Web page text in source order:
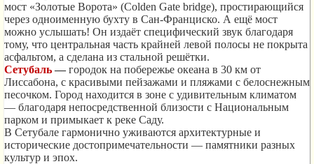
мост «Золотые Ворота» (Colden Gate bridge), простирающийся
через одноименную бухту в Сан-Франциско. А ещё мост
можно услышать! Он издаёт специфический звук благодаря
тому, что центральная часть крайней левой полосы не покрыта
асфальтом, а сделана из стальной решётки.
Сетубаль — городок на побережье океана в 30 км от
Лиссабона, с красивыми пейзажами и пляжами с белоснежным
песочком. Город находится в зоне с удивительным климатом
— благодаря непосредственной близости с Национальным
парком и примыкает к реке Саду.
В Сетубале гармонично уживаются архитектурные и
исторические достопримечательности — памятники разных
культур и эпох.